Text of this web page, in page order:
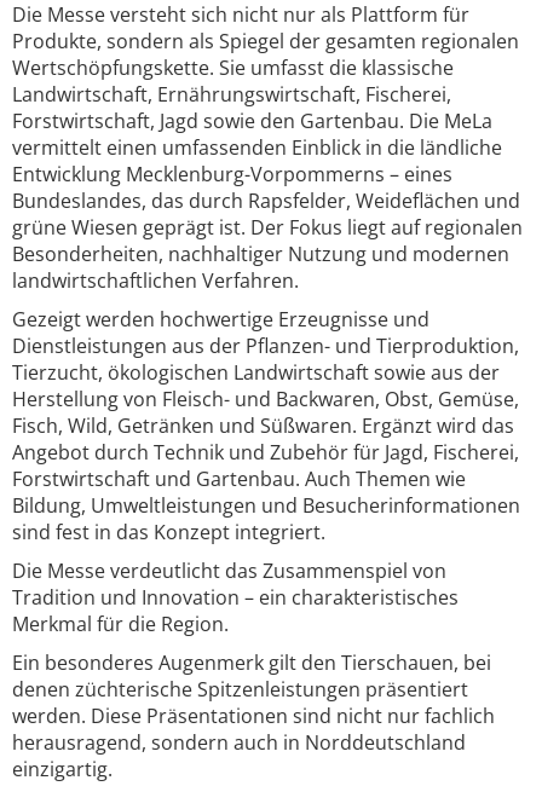
Die Messe versteht sich nicht nur als Plattform für
Produkte, sondern als Spiegel der gesamten regionalen
Wertschöpfungskette. Sie umfasst die klassische
Landwirtschaft, Ernährungswirtschaft, Fischerei,
Forstwirtschaft, Jagd sowie den Gartenbau. Die MeLa
vermittelt einen umfassenden Einblick in die ländliche
Entwicklung Mecklenburg-Vorpommerns – eines
Bundeslandes, das durch Rapsfelder, Weideflächen und
grüne Wiesen geprägt ist. Der Fokus liegt auf regionalen
Besonderheiten, nachhaltiger Nutzung und modernen
landwirtschaftlichen Verfahren.
Gezeigt werden hochwertige Erzeugnisse und
Dienstleistungen aus der Pflanzen- und Tierproduktion,
Tierzucht, ökologischen Landwirtschaft sowie aus der
Herstellung von Fleisch- und Backwaren, Obst, Gemüse,
Fisch, Wild, Getränken und Süßwaren. Ergänzt wird das
Angebot durch Technik und Zubehör für Jagd, Fischerei,
Forstwirtschaft und Gartenbau. Auch Themen wie
Bildung, Umweltleistungen und Besucherinformationen
sind fest in das Konzept integriert.
Die Messe verdeutlicht das Zusammenspiel von
Tradition und Innovation – ein charakteristisches
Merkmal für die Region.
Ein besonderes Augenmerk gilt den Tierschauen, bei
denen züchterische Spitzenleistungen präsentiert
werden. Diese Präsentationen sind nicht nur fachlich
herausragend, sondern auch in Norddeutschland
einzigartig.